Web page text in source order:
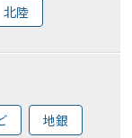
北陸
地銀